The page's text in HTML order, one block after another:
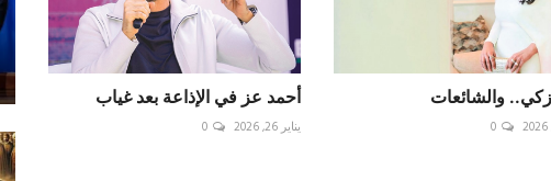
والشائعات
0
أحمد عز في الإذاعة بعد غياب
يناير 26, 2026 0